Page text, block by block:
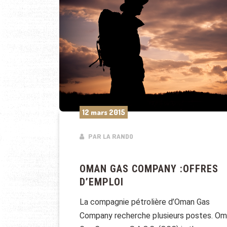
12 mars 2015
PAR LA RANDO
OMAN GAS COMPANY :OFFRES
D’EMPLOI
La compagnie pétrolière d’Oman Gas
Company recherche plusieurs postes.